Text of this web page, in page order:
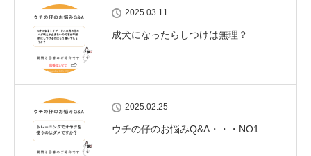
2025.03.11
成犬になったらしつけは無理？
2025.02.25
ウチの仔のお悩みQ&A・・・NO1